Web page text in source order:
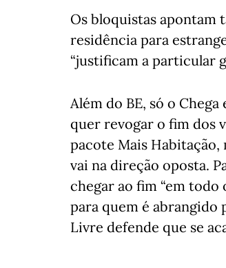
Os bloquistas apontam
residência para
“justificam a particular
Além do BE, só o
quer revogar o fim dos
pacote Mais Habitação,
vai na direção oposta.
chegar ao fim “em
para quem é abrangido
Livre defende que se